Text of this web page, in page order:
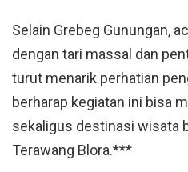
Selain Grebeg Gunungan,
dengan tari massal dan
turut menarik perhatian
berharap kegiatan ini bisa
sekaligus destinasi wisata
Terawang Blora.***